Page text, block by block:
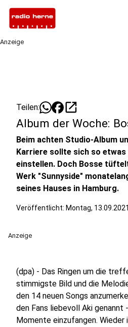
Anzeige
Teilen: open_in_new
Album der Woche:
Beim achten Studio-Album
Karriere sollte sich so etwas
einstellen. Doch Bosse
Werk "Sunnyside"
seines Hauses in Hamburg.
Veröffentlicht: Montag,
Anzeige
(dpa) - Das Ringen um die
stimmigste Bild und die
den 14 neuen Songs
den Fans liebevoll Aki genannt
Momente einzufangen.